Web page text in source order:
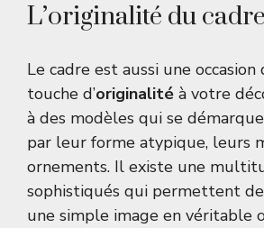
L’originalité du cadre
Le cadre est aussi une occasion
touche d’originalité à votre
à des modèles qui se
par leur forme atypique, leurs
ornements. Il existe une
sophistiqués qui permettent
une simple image en véritable